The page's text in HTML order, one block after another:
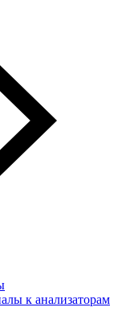
к анализаторам